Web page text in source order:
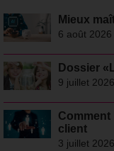
Mieux
6 août 2026
Dossier
9 juillet 2026
Comment
client
3 juillet 2026